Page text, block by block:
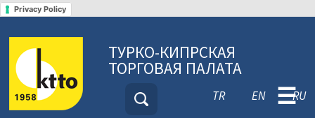
Privacy Policy
ТУРКО-КИПРСКАЯ
ТОРГОВАЯ ПАЛАТА
TR EN RU
☰